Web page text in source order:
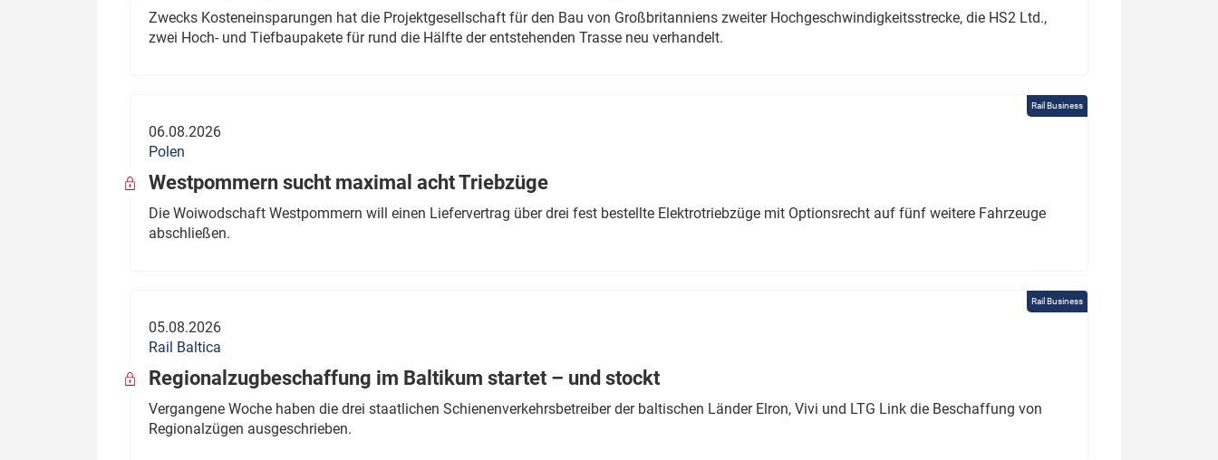
Zwecks Kosteneinsparungen hat die Projektgesellschaft für den Bau von Großbritanniens zweiter Hochgeschwindigkeitsstrecke, die HS2 Ltd.,
zwei Hoch- und Tiefbaupakete für rund die Hälfte der entstehenden Trasse neu verhandelt.
Rail Business
06.08.2026
Polen
Westpommern sucht maximal acht Triebzüge
Die Woiwodschaft Westpommern will einen Liefervertrag über drei fest bestellte Elektrotriebzüge mit Optionsrecht auf fünf weitere Fahrzeuge
abschließen.
Rail Business
05.08.2026
Rail Baltica
Regionalzugbeschaffung im Baltikum startet – und stockt
Vergangene Woche haben die drei staatlichen Schienenverkehrsbetreiber der baltischen Länder Elron, Vivi und LTG Link die Beschaffung von
Regionalzügen ausgeschrieben.